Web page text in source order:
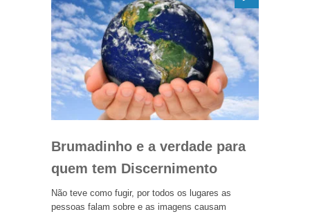
Brumadinho e a verdade para
quem tem Discernimento
Não teve como fugir, por todos os lugares as
pessoas falam sobre e as imagens causam